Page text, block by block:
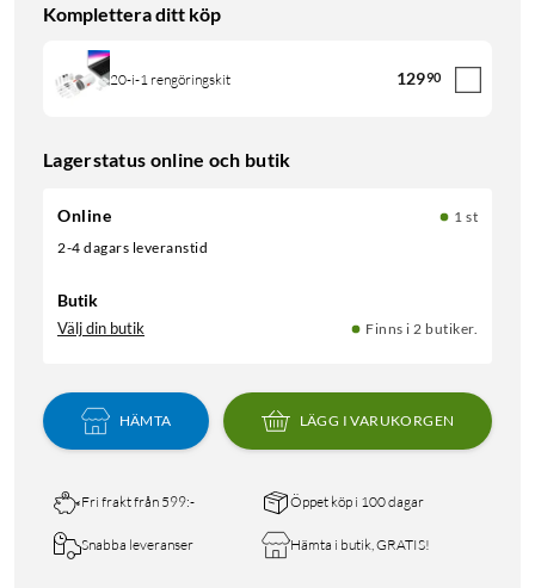
Komplettera ditt köp
20-i-1 rengöringskit 12990
Lagerstatus online och butik
Online
1 st
2-4 dagars leveranstid
Butik
Välj din butik Finns i 2 butiker.
HÄMTA LÄGG I VARUKORGEN
Fri frakt från 599:- Öppet köp i 100 dagar
Snabba leveranser Hämta i butik, GRATIS!